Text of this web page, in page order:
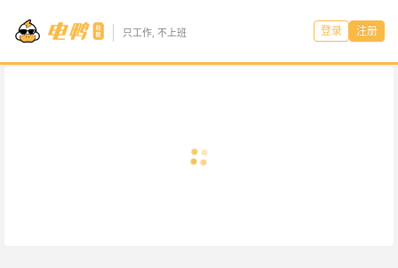
只工作, 不上班 登录 注册